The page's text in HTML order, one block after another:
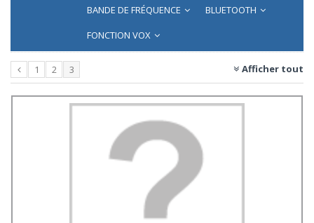
BANDE DE FRÉQUENCE
BLUETOOTH
FONCTION VOX
Afficher tout
1 2 3